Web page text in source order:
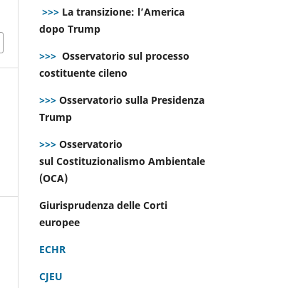
>>> La transizione: l’America
dopo Trump
>>> Osservatorio sul processo
costituente cileno
>>> Osservatorio sulla Presidenza
Trump
>>> Osservatorio
sul Costituzionalismo Ambientale
(OCA)
Giurisprudenza delle Corti
europee
ECHR
CJEU